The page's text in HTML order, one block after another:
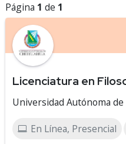
Página 1 de 1
Licenciatura en
Universidad Autónoma de
En Línea, Presencial